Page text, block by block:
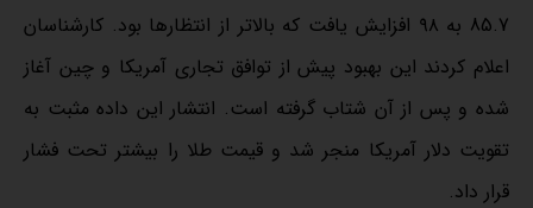
85.7 به ۹۸ افزایش یافت که بالاتر از انتظارها بود. کارشناسان
اعلام کردند این بهبود پیش از توافق تجاری آمریکا و چین آغاز
شده و پس از آن شتاب گرفته است. انتشار این داده مثبت به
تقویت دلار آمریکا منجر شد و قیمت طلا را بیشتر تحت فشار
قرار داد.